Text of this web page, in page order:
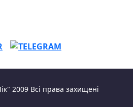
2009 Всі права захищені